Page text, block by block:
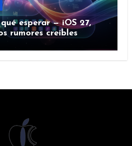
esperar — iOS 27,
rumores creíbles